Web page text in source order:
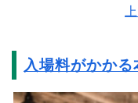
入場料がかかる